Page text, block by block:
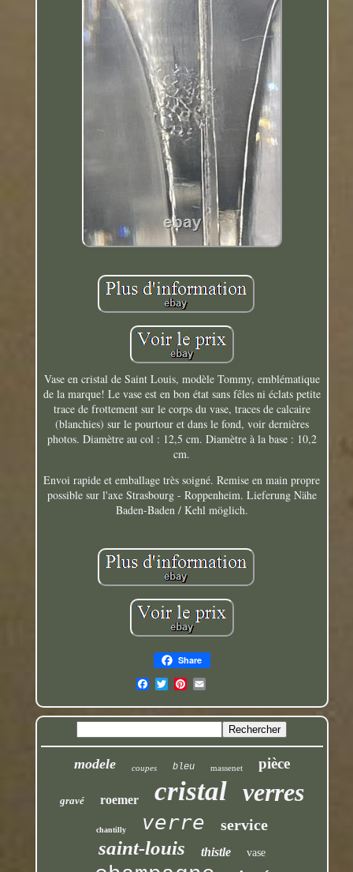
Vase en cristal de Saint Louis, modèle Tommy, emblématique
de la marque! Le vase est en bon état sans fêles ni éclats petite
trace de frottement sur le corps du vase, traces de calcaire
(blanchies) sur le pourtour et dans le fond, voir dernières
photos. Diamètre au col : 12,5 cm. Diamètre à la base : 10,2
cm.
Envoi rapide et emballage très soigné. Remise en main propre
possible sur l'axe Strasbourg - Roppenheim. Lieferung Nähe
Baden-Baden / Kehl möglich.
Share
modele coupes bleu massenet pièce
gravé roemer cristal verres
chantilly verre service
saint-louis thistle vase